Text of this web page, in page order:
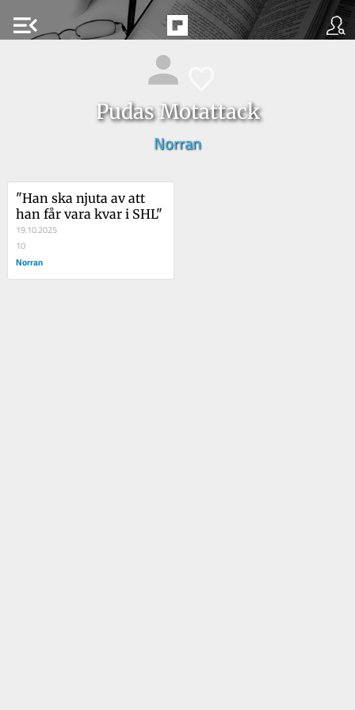
menu_open
Pudas Motattack
Norran
"Han ska njuta av att
han får vara kvar i SHL"
19.10.2025
10
Norran